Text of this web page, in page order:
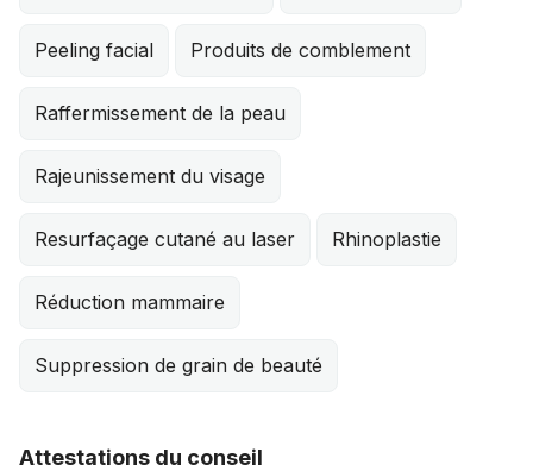
Peeling facial Produits de comblement
Raffermissement de la peau
Rajeunissement du visage
Resurfaçage cutané au laser Rhinoplastie
Réduction mammaire
Suppression de grain de beauté
Attestations du conseil